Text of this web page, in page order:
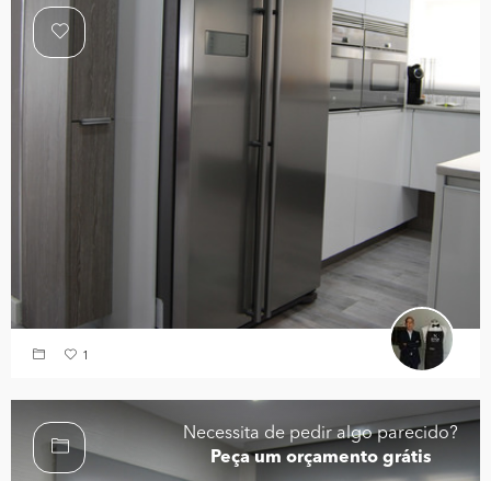
1
Necessita de pedir algo parecido?
Peça um orçamento grátis